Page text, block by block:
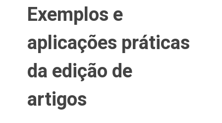
Exemplos e
aplicações práticas
da edição de
artigos